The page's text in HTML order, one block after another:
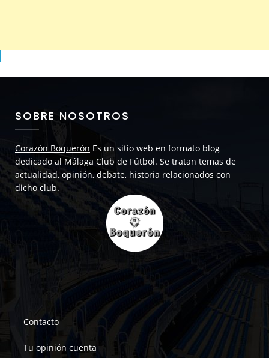
SOBRE NOSOTROS
Corazón Boquerón Es un sitio web en formato blog
dedicado al Málaga Club de Fútbol. Se tratan temas de
actualidad, opinión, debate, historia relacionados con
dicho club.
Contacto
Tu opinión cuenta